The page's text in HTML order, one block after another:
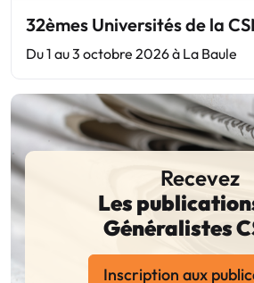
32èmes Universités de la
Du 1 au 3 octobre 2026 à La Baule
Recevez
Les
Généralistes
Inscription aux